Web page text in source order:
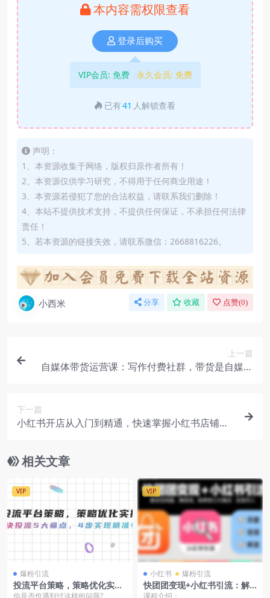
本内容需权限查看
登录后购买
VIP会员: 免费 永久会员: 免费
已有41 人解锁查看
声明：
1、本资源收集于网络，版权归原作者所有！
2、本资源仅供学习研究，不得用于任何商业用途！
3、本资源若侵犯了您的合法权益，请联系我们删除！
4、本站不提供技术支持，不提供任何保证，不承担任何法律
责任！
5、若本资源的链接失效，请联系微信：2668816226。
小西米 分享 收藏 点赞(0)
上一篇
自媒体带货运营课：写作付费社群，带货是自媒体
下一篇
小红书开店从入门到精通，快速掌握小红书店铺运
相关文章
VIP
爆粉引流
投流平台策略，策略优化实
操，解决投流5大痛点，4步实
你是否也遇到过这样的问题?
VIP
小红书 爆粉引流
快团团变现+小红书引流：解
决没流量、难变现、缺帮卖三
课程介绍：